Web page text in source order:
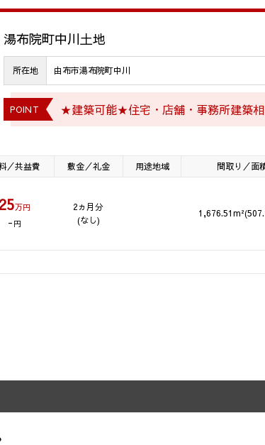
湯布院町中川土地
所在地 由布市湯布院町中川
POINT ★建築可能★住宅・店舗・事務所建築
／共益費 敷金／礼金 用途地域 間取り／面
25万円
-円
2ヵ月分
(なし)